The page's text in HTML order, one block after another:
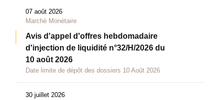
07 août 2026
Marché Monétaire
Avis d'appel d'offres hebdomadaire
d'injection de liquidité n°32/H/2026 du
10 août 2026
Date limite de dépôt des dossiers 10 Août 2026
30 juillet 2026